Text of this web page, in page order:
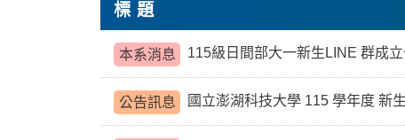
標 題
本系消息 115級日間部大一新生LINE 群成
公告訊息 國立澎湖科技大學 115 學年度 新